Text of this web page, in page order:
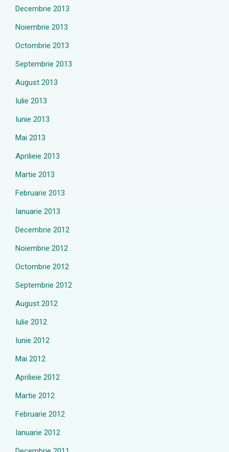
Decembrie 2013
Noiembrie 2013
Octombrie 2013
Septembrie 2013
August 2013
Iulie 2013
Iunie 2013
Mai 2013
Aprilieie 2013
Martie 2013
Februarie 2013
Ianuarie 2013
Decembrie 2012
Noiembrie 2012
Octombrie 2012
Septembrie 2012
August 2012
Iulie 2012
Iunie 2012
Mai 2012
Aprilieie 2012
Martie 2012
Februarie 2012
Ianuarie 2012